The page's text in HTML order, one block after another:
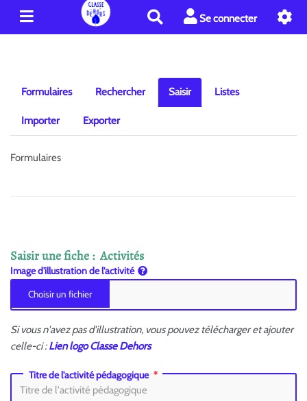
e
e
r
c
e
Se connecter
Formulaires Rechercher Saisir Listes
Importer Exporter
Formulaires
Saisir une fiche : Activités
Image d'illustration de l'activité
Si vous n'avez pas d'illustration, vous pouvez télécharger et ajouter
celle-ci :Lien logo Classe Dehors
Titre de l'activité pédagogique